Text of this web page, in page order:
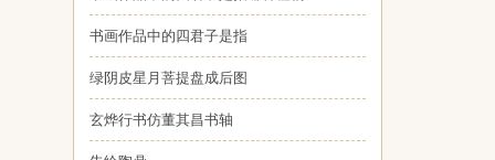
书画作品中的四君子是指
绿阴皮星月菩提盘成后图
玄烨行书仿董其昌书轴